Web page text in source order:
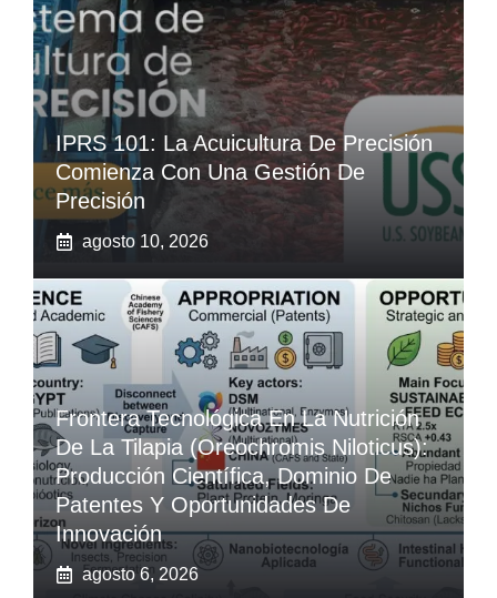
IPRS 101: La Acuicultura De Precisión
Comienza Con Una Gestión De
Precisión
agosto 10, 2026
Frontera Tecnológica En La Nutrición
De La Tilapia (Oreochromis Niloticus):
Producción Científica, Dominio De
Patentes Y Oportunidades De
Innovación
agosto 6, 2026